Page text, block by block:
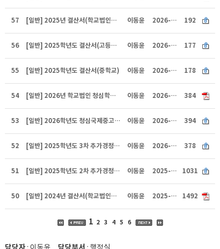
57 [일반] 2025년 결산서(학교법인청심학원) 이동윤 2026-05-06 192
56 [일반] 2025학년도 결산서(고등학교) 이동윤 2026-05-06 177
55 [일반] 2025학년도 결산서(중학교) 이동윤 2026-05-06 178
54 [일반] 2026년 학교법인 청심학원 예산서 이동윤 2026-01-29 384
53 [일반] 2026학년도 청심국제중고등학교 예산서 (중.고) 이동윤 2026-01-29 394
52 [일반] 2025학년도 3차 추가경정 예산(중,고) 이동윤 2026-01-29 378
51 [일반] 2025학년도 2차 추가경정 예산(중,고) 이동윤 2025-08-12 1031
50 [일반] 2024년 결산서(학교법인청심학원) 이동윤 2025-05-12 1492
1 2 3 4 5 6